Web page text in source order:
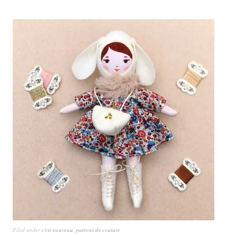
Filed underc'est nouveau patrons de couture